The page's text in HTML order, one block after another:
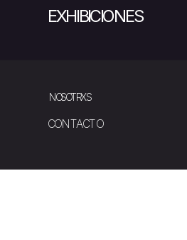
EXHIBICIONES
NOSOTRXS
CONTACTO